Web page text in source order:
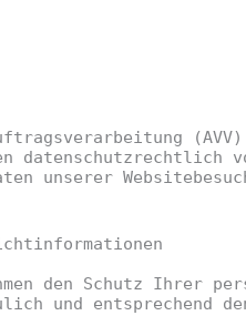
datenschutzrechtlich
unserer
den Schutz Ihrer
und entsprechend